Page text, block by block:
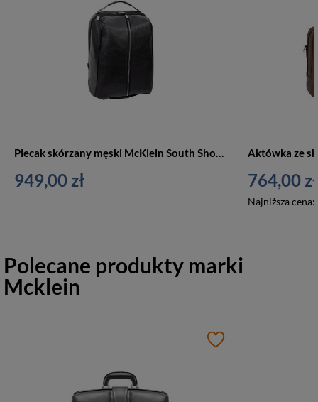
Plecak skórzany męski McKlein South Shore 18885 podróżny na laptopa A4 czarny
949,00 zł 764,00 zł
Najniższa cena:
Polecane produkty marki
Mcklein